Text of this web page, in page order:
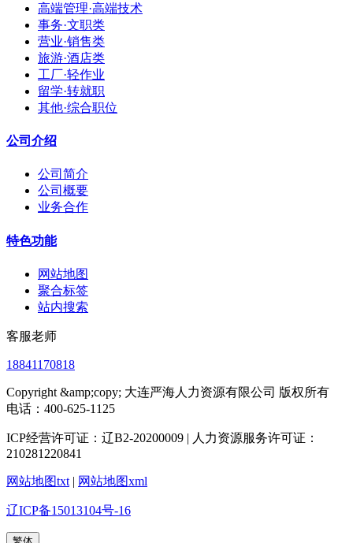
高端管理·高端技术
事务·文职类
营业·销售类
旅游·酒店类
工厂·轻作业
留学·转就职
其他·综合职位
公司介绍
公司简介
公司概要
业务合作
特色功能
网站地图
聚合标签
站内搜索
客服老师
18841170818
Copyright &amp;copy; 大连严海人力资源有限公司 版权所有
电话：400-625-1125
ICP经营许可证：辽B2-20200009 | 人力资源服务许可证：
210281220841
网站地图txt | 网站地图xml
辽ICP备15013104号-16